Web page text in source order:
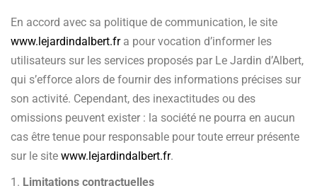
En accord avec sa politique de communication, le site
www.lejardindalbert.fra pour vocation d’informer les
utilisateurs sur les services proposés par Le Jardin d’Albert,
qui s’efforce alors de fournir des informations précises sur
son activité. Cependant, des inexactitudes ou des
omissions peuvent exister : la société ne pourra en aucun
cas être tenue pour responsable pour toute erreur présente
sur le site www.lejardindalbert.fr.
Limitations contractuelles